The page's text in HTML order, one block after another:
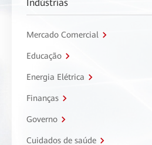
Indústrias
Mercado Comercial
Educação
Energia Elétrica
Finanças
Governo
Cuidados de saúde